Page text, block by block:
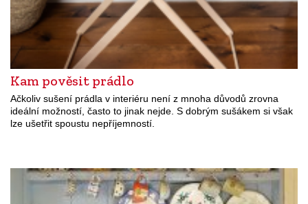
Kam pověsit prádlo
Ačkoliv sušení prádla v interiéru není z mnoha důvodů zrovna
ideální možností, často to jinak nejde. S dobrým sušákem si však
lze ušetřit spoustu nepříjemností.